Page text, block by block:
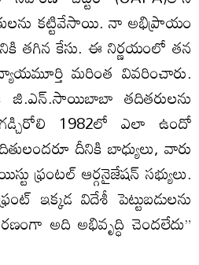
కట్టివేసాయి. నా అభిప్రాయం
తగిన కేసు. ఈ నిర్ణయంలో తన
మరింత వివరించారు.
జి.ఎన్.సాయిబాబా తదితరులను
1982లో ఎలా ఉందో
దీనికి బాధ్యులు, వారు
ఫ్రంటల్ ఆర్గనైజేషన్ సభ్యులు.
ఇక్కడ విదేశీ పెట్టుబడులను
అది అభివృద్ధి చెందలేదు”